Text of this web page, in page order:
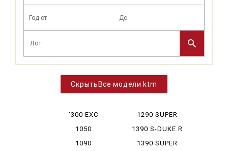
Все модели ktm
'300 EXC
1050
ADVENTURE
1090
1290 SUPER
DUKE
1390 S-DUKE R
EVO
1390 SUPER